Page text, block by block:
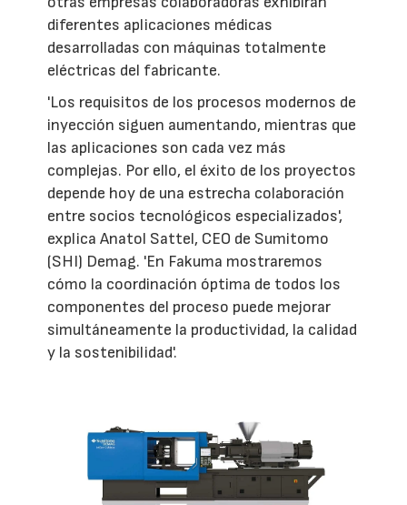
diferentes aplicaciones médicas
desarrolladas con máquinas totalmente
eléctricas del fabricante.
'Los requisitos de los procesos modernos de
inyección siguen aumentando, mientras que
las aplicaciones son cada vez más
complejas. Por ello, el éxito de los proyectos
depende hoy de una estrecha colaboración
entre socios tecnológicos especializados',
explica Anatol Sattel, CEO de Sumitomo
(SHI) Demag. 'En Fakuma mostraremos
cómo la coordinación óptima de todos los
componentes del proceso puede mejorar
simultáneamente la productividad, la calidad
y la sostenibilidad'.